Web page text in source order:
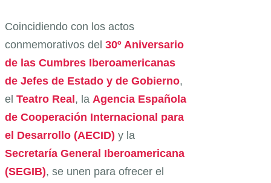
Coincidiendo con los actos
conmemorativos del 30º Aniversario
de las Cumbres Iberoamericanas
de Jefes de Estado y de Gobierno,
el Teatro Real , la Agencia Española
de Cooperación Internacional para
el Desarrollo (AECID) y la
Secretaría General Iberoamericana
(SEGIB), se unen para ofrecer el